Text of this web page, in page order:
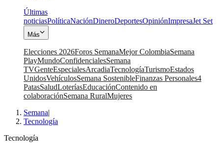
Últimas
noticiasPolíticaNaciónDineroDeportesOpiniónImpresaJet Set
Más
Elecciones 2026Foros SemanaMejor ColombiaSemana
PlayMundoConfidencialesSemana
TVGenteEspecialesArcadiaTecnologíaTurismoEstados
UnidosVehículosSemana SostenibleFinanzas Personales4
PatasSaludLoteríasEducaciónContenido en
colaboraciónSemana RuralMujeres
Semana|
Tecnología
Tecnología